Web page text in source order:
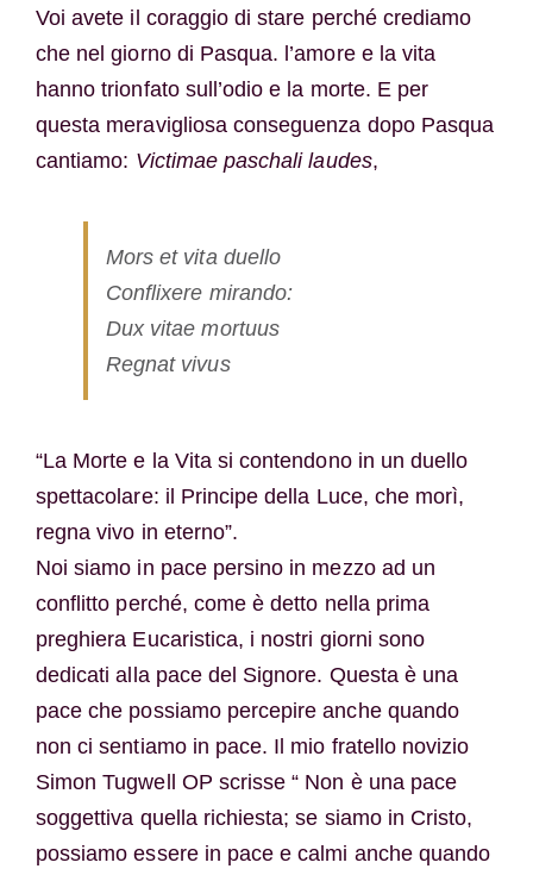
Voi avete il coraggio di stare perché crediamo
che nel giorno di Pasqua. l’amore e la vita
hanno trionfato sull’odio e la morte. E per
questa meravigliosa conseguenza dopo Pasqua
cantiamo: Victimae paschali laudes,
Mors et vita duello
Conflixere mirando:
Dux vitae mortuus
Regnat vivus
“La Morte e la Vita si contendono in un duello
spettacolare: il Principe della Luce, che morì,
regna vivo in eterno”.
Noi siamo in pace persino in mezzo ad un
conflitto perché, come è detto nella prima
preghiera Eucaristica, i nostri giorni sono
dedicati alla pace del Signore. Questa è una
pace che possiamo percepire anche quando
non ci sentiamo in pace. Il mio fratello novizio
Simon Tugwell OP scrisse “ Non è una pace
soggettiva quella richiesta; se siamo in Cristo,
possiamo essere in pace e calmi anche quando